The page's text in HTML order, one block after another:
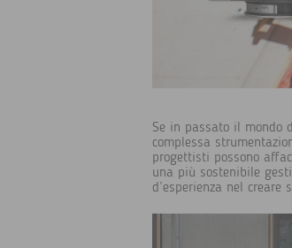
Se in passato il mondo
complessa
progettisti possono
una più sostenibile
d’esperienza nel